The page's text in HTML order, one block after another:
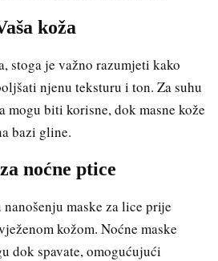
koža
stoga je važno razumjeti kako
njenu teksturu i ton. Za suhu
mogu biti korisne, dok masne kože
bazi gline.
noćne ptice
maske za lice prije
kožom. Noćne maske
dok spavate, omogućujući